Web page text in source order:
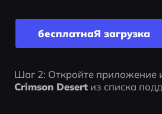
бесплатнаЯ загрyзка
Crimson Desert из списка